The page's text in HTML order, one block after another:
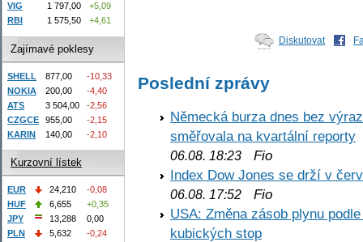
Diskutovat
Poslední zprávy
Německá burza dnes bez
směřovala na kvartální reporty
06.08. 18:23 Fio
Index Dow Jones se drží v
06.08. 17:52 Fio
USA: Změna zásob plynu
kubických stop
VIG
1 797,00
+5,09
RBI
1 575,50 +4,61
Zajímavé poklesy
SHELL 877,00
-10,33
NOKIA
200,00
-4,40
ATS
3 504,00
-2,56
CZGCE
955,00
-2,15
KARIN
140,00 -2,10
Kurzovní lístek
EUR 24,210
-0,08
HUF
6,655
+0,35
JPY
13,288
0,00
PLN
5,632
-0,24